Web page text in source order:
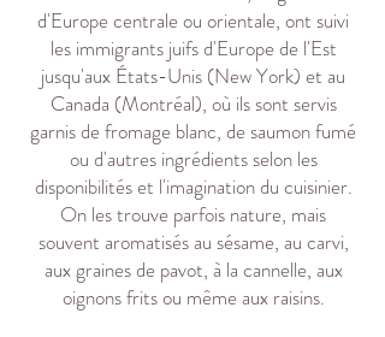
d'Europe centrale ou orientale, ont suivi
les immigrants juifs d'Europe de l'Est
jusqu'aux États-Unis (New York) et au
Canada (Montréal), où ils sont servis
garnis de fromage blanc, de saumon fumé
ou d'autres ingrédients selon les
disponibilités et l'imagination du cuisinier.
On les trouve parfois nature, mais
souvent aromatisés au sésame, au carvi,
aux graines de pavot, à la cannelle, aux
oignons frits ou même aux raisins.